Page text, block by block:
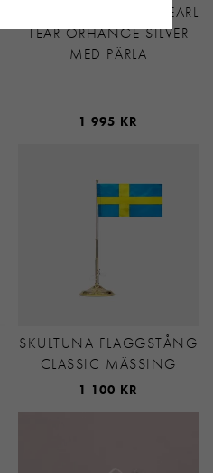
MARIA NILSDOTTER PEARL
TEAR ÖRHÄNGE SILVER
MED PÄRLA
1 995 KR
SKULTUNA FLAGGSTÅNG
CLASSIC MÄSSING
1 100 KR